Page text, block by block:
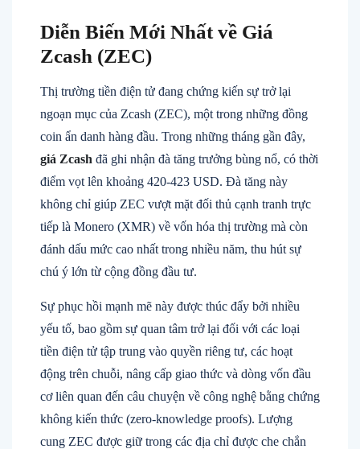
Diễn Biến Mới Nhất về Giá
Zcash (ZEC)
Thị trường tiền điện tử đang chứng kiến sự trở lại
ngoạn mục của Zcash (ZEC), một trong những đồng
coin ẩn danh hàng đầu. Trong những tháng gần đây,
giá Zcash đã ghi nhận đà tăng trưởng bùng nổ, có thời
điểm vọt lên khoảng 420-423 USD. Đà tăng này
không chỉ giúp ZEC vượt mặt đối thủ cạnh tranh trực
tiếp là Monero (XMR) về vốn hóa thị trường mà còn
đánh dấu mức cao nhất trong nhiều năm, thu hút sự
chú ý lớn từ cộng đồng đầu tư.
Sự phục hồi mạnh mẽ này được thúc đẩy bởi nhiều
yếu tố, bao gồm sự quan tâm trở lại đối với các loại
tiền điện tử tập trung vào quyền riêng tư, các hoạt
động trên chuỗi, nâng cấp giao thức và dòng vốn đầu
cơ liên quan đến câu chuyện về công nghệ bằng chứng
không kiến thức (zero-knowledge proofs). Lượng
cung ZEC được giữ trong các địa chỉ được che chắn